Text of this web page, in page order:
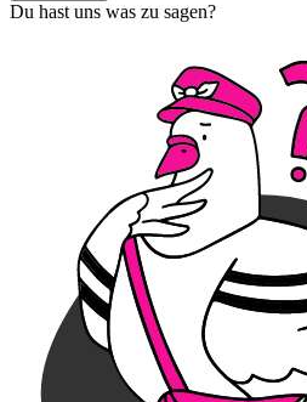
Du hast uns was zu sagen?